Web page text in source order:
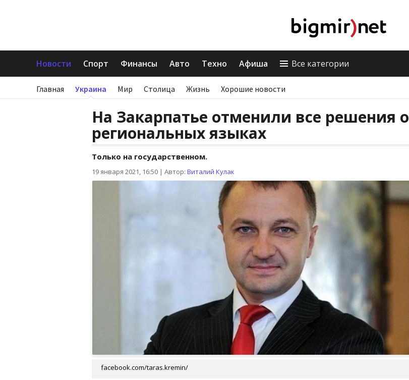
Новости Спорт Финансы Авто Техно Афиша Все категории
Главная Украина Мир Столица Жизнь Хорошие новости
На Закарпатье отменили все решения о
региональных языках
Только на государственном.
19 января 2021, 16:50 | Автор: Виталий Кулак
facebook.com/taras.kremin/